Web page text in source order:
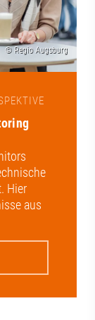
Hier
aus